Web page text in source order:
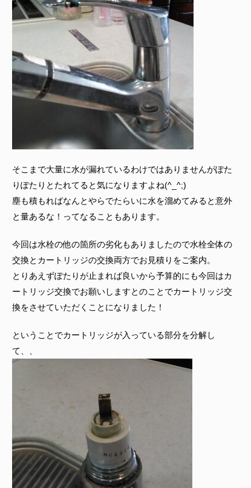
そこまで大量に水が漏れているわけではありませんがぽた
りぽたりとたれてると気になりますよね(^_^;)
塵も積もればなんとやらでたらいに水を溜めてみると意外
と量あるな！ってなることもあります。
今回は水栓の他の箇所の劣化もありましたので水栓全体の
交換とカートリッジの交換両方でお見積りをご案内。
とりあえずぽたりが止まれば良いから予算的にも今回はカ
ートリッジ交換でお願いしますとのことでカートリッジ交
換をさせていただくことになりました！
ということでカートリッジが入っている部分を分解し
て、、